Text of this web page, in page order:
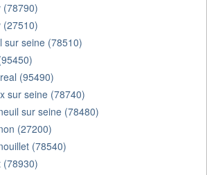
(78790)
(27510)
sur seine (78510)
(95490)
sur seine (78740)
sur seine (78480)
(27200)
(78540)
(78930)